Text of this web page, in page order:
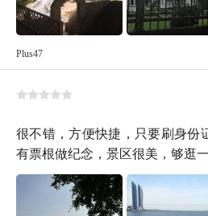
Plus47
很不错，方便快捷，只要刷身份
有票根做纪念，景区很美，够逛